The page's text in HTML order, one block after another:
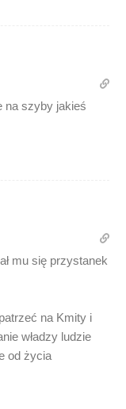
na szyby jakieś
mu się przystanek
na Kmity i
władzy ludzie
od życia